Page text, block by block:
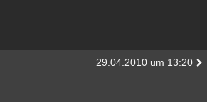
29.04.2010 um 13:20